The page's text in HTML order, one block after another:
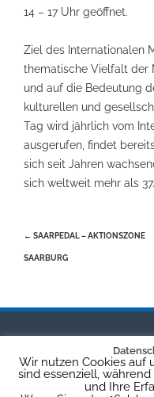
14 – 17 Uhr geöffnet.
Ziel des Internationalen
thematische Vielfalt der
und auf die Bedeutung
kulturellen und
Tag wird jährlich vom
ausgerufen, findet
sich seit Jahren
sich weltweit mehr als
Beitragsnavigation
← SAARPEDAL – AKTIONSZONE
SAARBURG
STADT
Wir nutzen Cookies auf
sind essenziell,
und Ihre